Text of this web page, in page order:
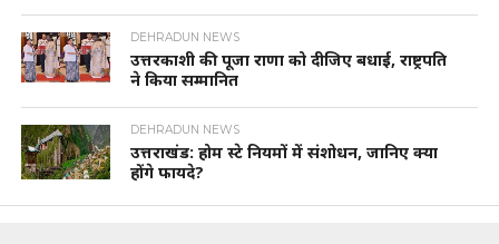
DEHRADUN NEWS
उत्तरकाशी की पूजा राणा को दीजिए बधाई, राष्ट्रपति
ने किया सम्मानित
DEHRADUN NEWS
उत्तराखंड: होम स्टे नियमों में संशोधन, जानिए क्या
होंगे फायदे?